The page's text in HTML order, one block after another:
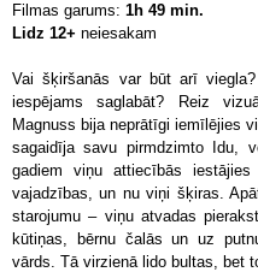
Filmas garums: 1h 49 min.
Lidz 12+ neiesakam
Vai šķiršanās var būt arī
iespējams saglabāt? Reiz
Magnuss bija neprātīgi iemīlējies
sagaidīja savu pirmdzimto Idu,
gadiem viņu attiecībās
vajadzības, un nu viņi šķiras.
starojumu – viņu atvadas
kūtiņas, bērnu čalās un uz
vārds. Tā virzienā lido bultas, bet